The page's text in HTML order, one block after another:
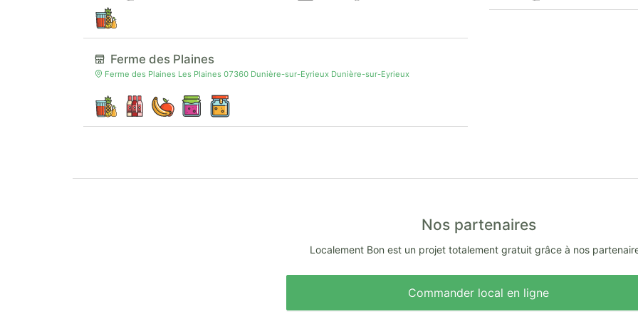
Ferme des Plaines
Ferme des Plaines Les Plaines 07360 Dunière-sur-Eyrieux Dunière-sur-Eyrieux
Nos partenaires
Localement Bon est un projet totalement gratuit grâce à nos
Commander local en ligne